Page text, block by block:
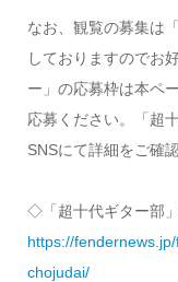
なお、観覧の募集は
しておりますのでお
ー」の応募枠は本ペ
応募ください。「超
SNSにて詳細をご確
◇「超十代ギター部
https://
chojudai/